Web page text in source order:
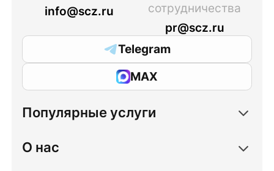
info@scz.ru
сотрудничества
pr@scz.ru
Telegram
MAX
Популярные услуги
О нас